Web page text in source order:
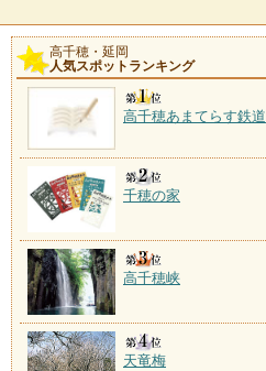
高千穂・延岡
人気スポットランキング
高千穂あまてらす鉄道
千穂の家
高千穂峡
天竜梅